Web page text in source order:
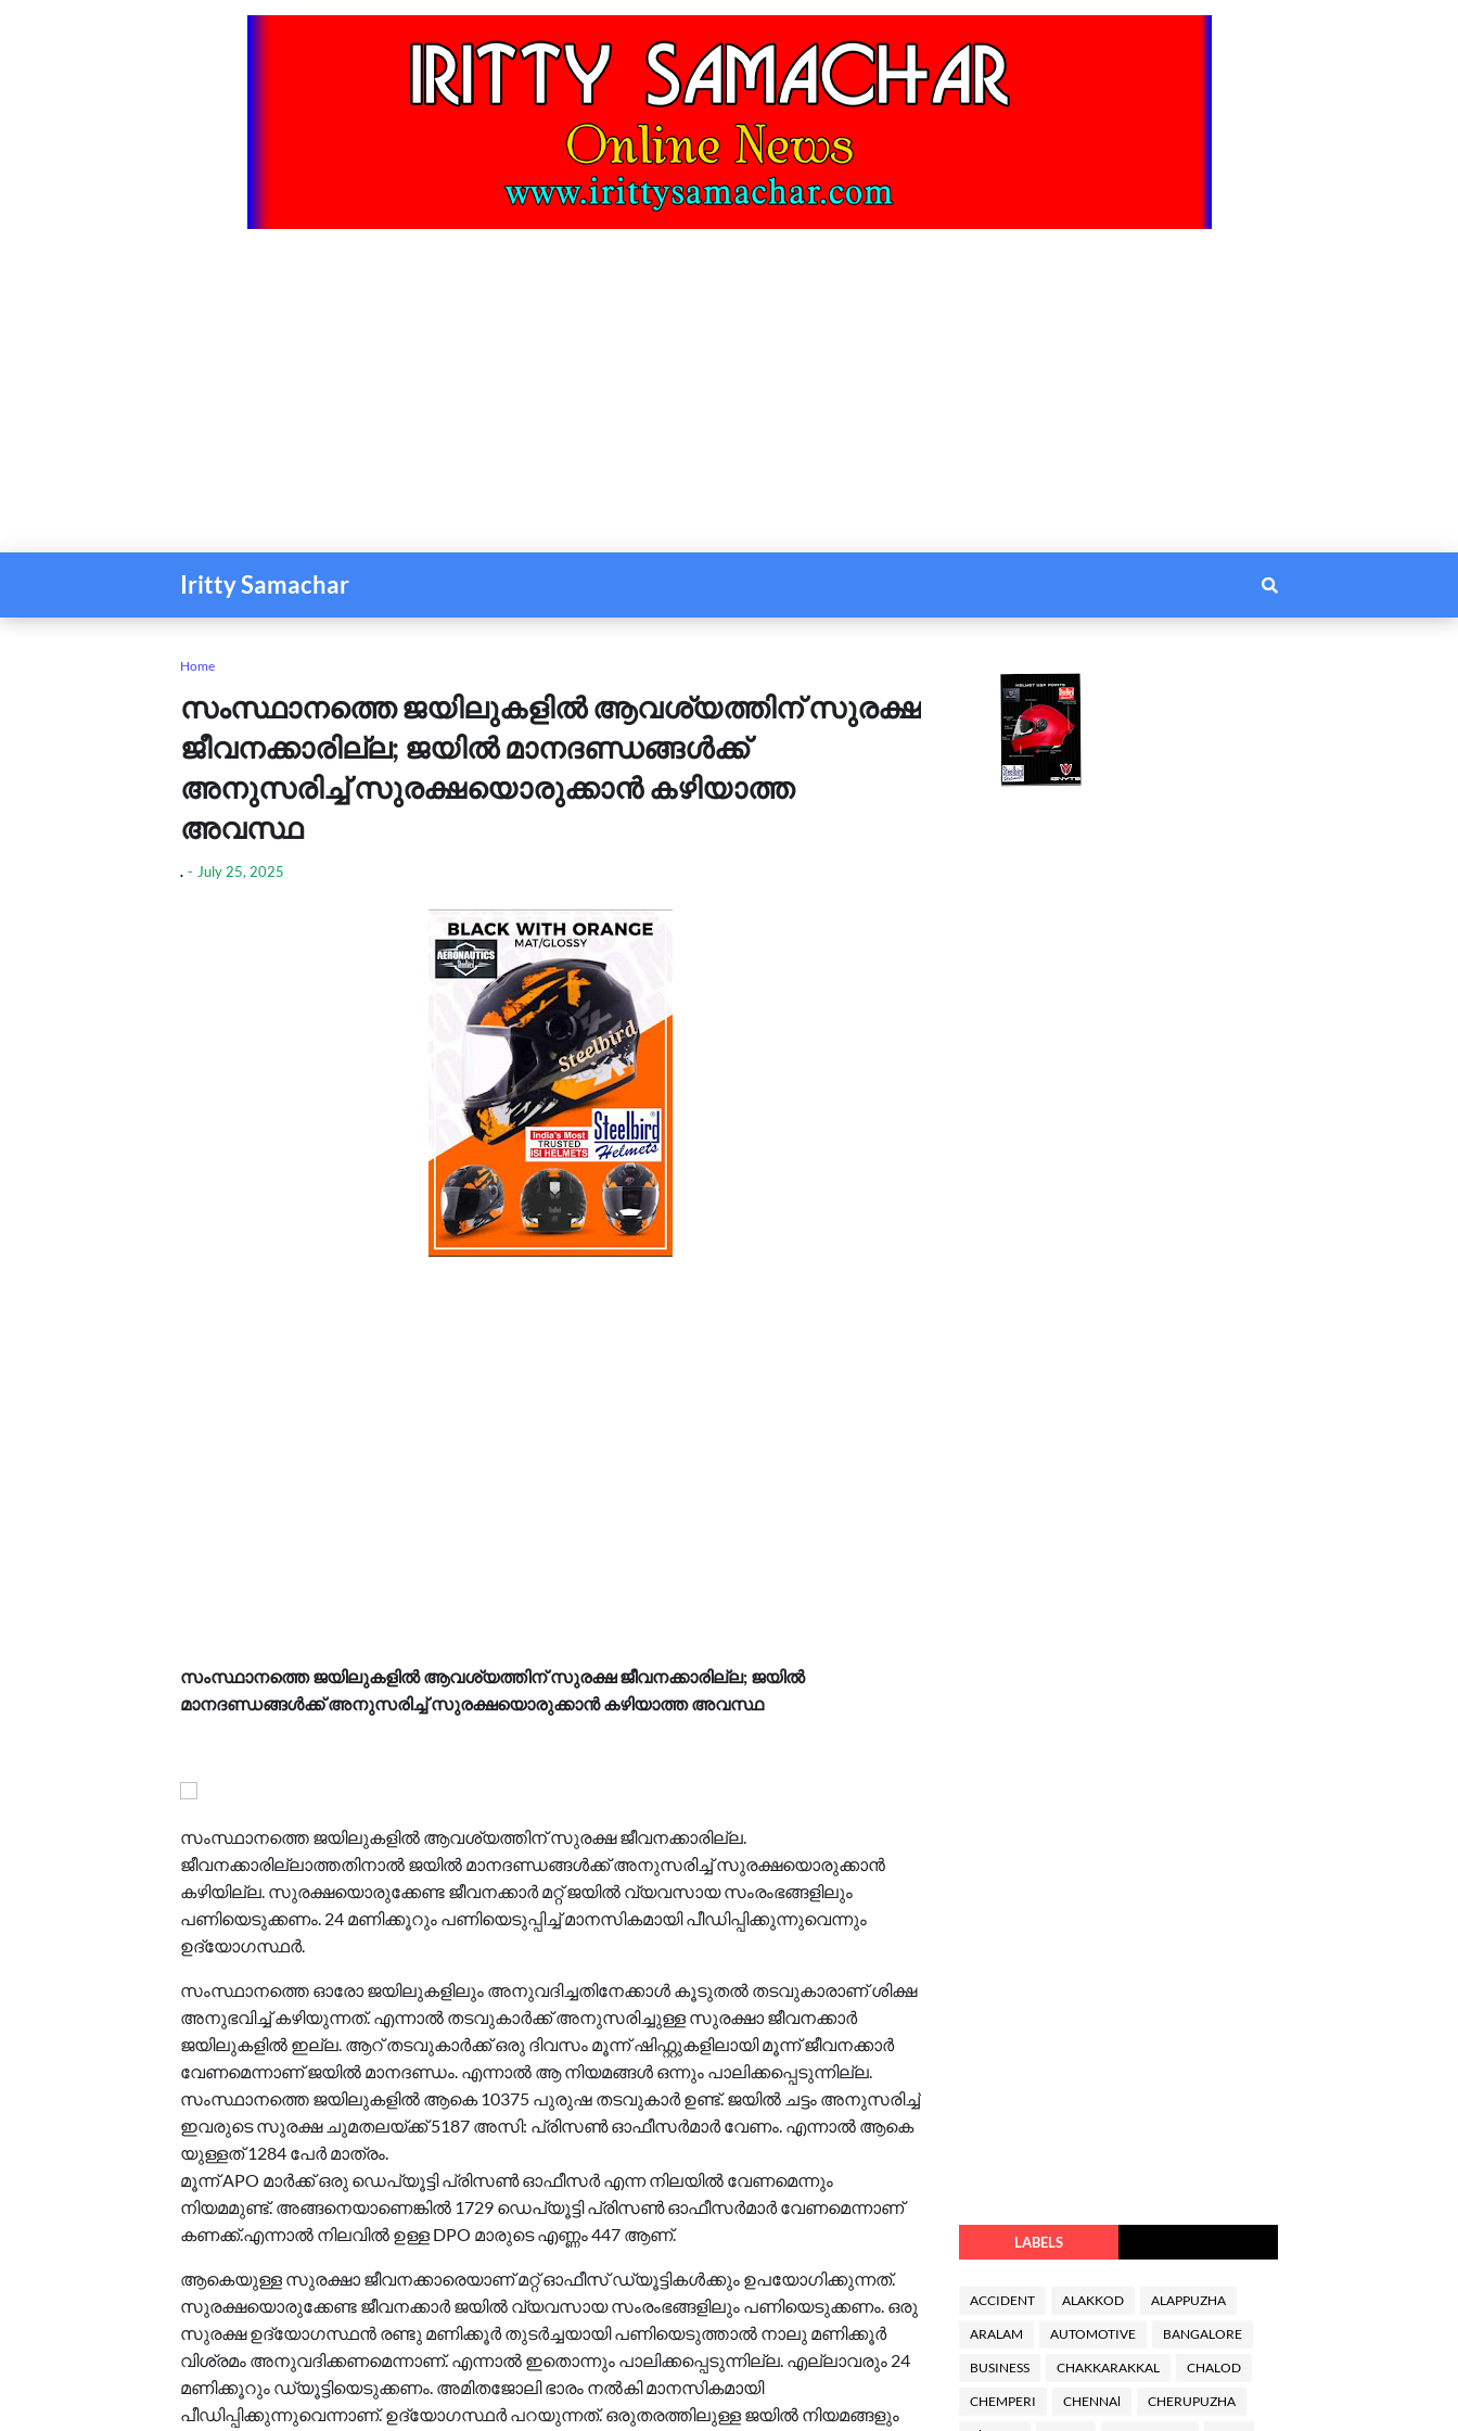
Iritty Samachar
Home
സംസ്ഥാനത്തെ ജയിലുകളില്‍ ആവശ്യത്തിന് സുരക്ഷ
ജീവനക്കാരില്ല; ജയില്‍ മാനദണ്ഡങ്ങള്‍ക്ക്
അനുസരിച്ച് സുരക്ഷയൊരുക്കാന്‍ കഴിയാത്ത
അവസ്ഥ
. - July 25, 2025
സംസ്ഥാനത്തെ ജയിലുകളില്‍ ആവശ്യത്തിന് സുരക്ഷ ജീവനക്കാരില്ല; ജയില്‍
മാനദണ്ഡങ്ങള്‍ക്ക് അനുസരിച്ച് സുരക്ഷയൊരുക്കാന്‍ കഴിയാത്ത അവസ്ഥ
സംസ്ഥാനത്തെ ജയിലുകളില്‍ ആവശ്യത്തിന് സുരക്ഷ ജീവനക്കാരില്ല.
ജീവനക്കാരില്ലാത്തതിനാല്‍ ജയില്‍ മാനദണ്ഡങ്ങള്‍ക്ക് അനുസരിച്ച് സുരക്ഷയൊരുക്കാന്‍
കഴിയില്ല. സുരക്ഷയൊരുക്കേണ്ട ജീവനക്കാര്‍ മറ്റ് ജയില്‍ വ്യവസായ സംരംഭങ്ങളിലും
പണിയെടുക്കണം. 24 മണിക്കൂറും പണിയെടുപ്പിച്ച് മാനസികമായി പീഡിപ്പിക്കുന്നുവെന്നും
ഉദ്യോഗസ്ഥര്‍.
സംസ്ഥാനത്തെ ഓരോ ജയിലുകളിലും അനുവദിച്ചതിനേക്കാള്‍ കൂടുതല്‍ തടവുകാരാണ് ശിക്ഷ
അനുഭവിച്ച് കഴിയുന്നത്. എന്നാല്‍ തടവുകാര്‍ക്ക് അനുസരിച്ചുള്ള സുരക്ഷാ ജീവനക്കാര്‍
ജയിലുകളില്‍ ഇല്ല. ആറ് തടവുകാര്‍ക്ക് ഒരു ദിവസം മൂന്ന് ഷിഫ്റ്റുകളിലായി മൂന്ന് ജീവനക്കാര്‍
വേണമെന്നാണ് ജയില്‍ മാനദണ്ഡം. എന്നാല്‍ ആ നിയമങ്ങള്‍ ഒന്നും പാലിക്കപ്പെടുന്നില്ല.
സംസ്ഥാനത്തെ ജയിലുകളില്‍ ആകെ 10375 പുരുഷ തടവുകാര്‍ ഉണ്ട്. ജയില്‍ ചട്ടം അനുസരിച്ച്
ഇവരുടെ സുരക്ഷ ചുമതലയ്ക്ക് 5187 അസി: പ്രിസണ്‍ ഓഫീസര്‍മാര്‍ വേണം. എന്നാല്‍ ആകെ
യുള്ളത് 1284 പേര്‍ മാത്രം.
മൂന്ന് APO മാര്‍ക്ക് ഒരു ഡെപ്യൂട്ടി പ്രിസണ്‍ ഓഫീസര്‍ എന്ന നിലയില്‍ വേണമെന്നും
നിയമമുണ്ട്. അങ്ങനെയാണെങ്കില്‍ 1729 ഡെപ്യൂട്ടി പ്രിസണ്‍ ഓഫീസര്‍മാര്‍ വേണമെന്നാണ്
കണക്ക്.എന്നാല്‍ നിലവില്‍ ഉള്ള DPO മാരുടെ എണ്ണം 447 ആണ്.
ആകെയുള്ള സുരക്ഷാ ജീവനക്കാരെയാണ് മറ്റ് ഓഫീസ് ഡ്യൂട്ടികള്‍ക്കും ഉപയോഗിക്കുന്നത്.
സുരക്ഷയൊരുക്കേണ്ട ജീവനക്കാര്‍ ജയില്‍ വ്യവസായ സംരംഭങ്ങളിലും പണിയെടുക്കണം. ഒരു
സുരക്ഷ ഉദ്യോഗസ്ഥന്‍ രണ്ടു മണിക്കൂര്‍ തുടര്‍ച്ചയായി പണിയെടുത്താല്‍ നാലു മണിക്കൂര്‍
വിശ്രമം അനുവദിക്കണമെന്നാണ്. എന്നാല്‍ ഇതൊന്നും പാലിക്കപ്പെടുന്നില്ല. എല്ലാവരും 24
മണിക്കൂറും ഡ്യൂട്ടിയെടുക്കണം. അമിതജോലി ഭാരം നല്‍കി മാനസികമായി
പീഡിപ്പിക്കുന്നുവെന്നാണ്. ഉദ്യോഗസ്ഥര്‍ പറയുന്നത്. ഒരുതരത്തിലുള്ള ജയില്‍ നിയമങ്ങളും
LABELS
ACCIDENT ALAKKOD ALAPPUZHA
ARALAM AUTOMOTIVE BANGALORE
BUSINESS CHAKKARAKKAL CHALOD
CHEMPERI CHENNAl CHERUPUZHA